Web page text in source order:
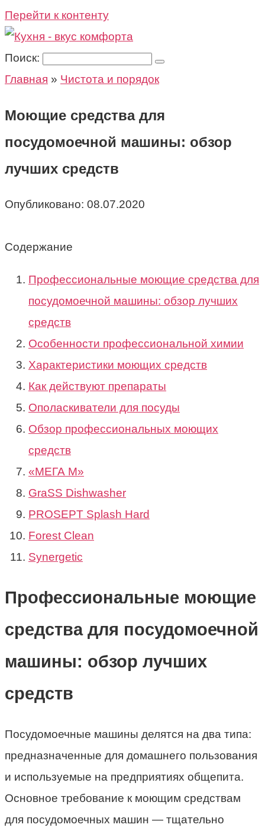
Перейти к контенту
Поиск:
Главная » Чистота и порядок
Моющие средства для
посудомоечной машины: обзор
лучших средств
Опубликовано: 08.07.2020
Содержание
Профессиональные моющие средства для
посудомоечной машины: обзор лучших
средств
Особенности профессиональной химии
Характеристики моющих средств
Как действуют препараты
Ополаскиватели для посуды
Обзор профессиональных моющих
средств
«МЕГА М»
GraSS Dishwasher
PROSEPT Splash Hard
Forest Clean
Synergetic
Профессиональные моющие
средства для посудомоечной
машины: обзор лучших
средств
Посудомоечные машины делятся на два типа:
предназначенные для домашнего пользования
и используемые на предприятиях общепита.
Основное требование к моющим средствам
для посудомоечных машин — тщательно